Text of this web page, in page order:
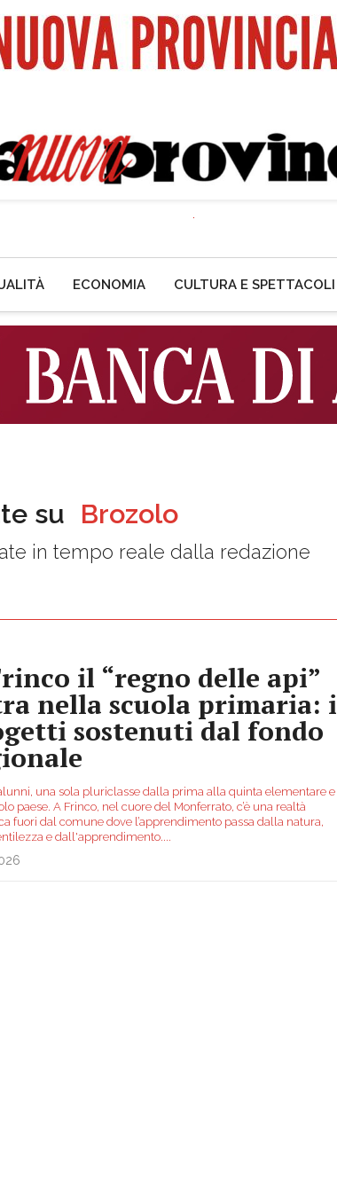
ECONOMIA CULTURA E SPETTACOLI
su Brozolo
in tempo reale dalla redazione
il “regno delle api”
nella scuola primaria: i
sostenuti dal fondo
una sola pluriclasse dalla prima alla quinta elementare e
paese. A Frinco, nel cuore del Monferrato, c’è una realtà
fuori dal comune dove l’apprendimento passa dalla natura,
e dall'apprendimento.